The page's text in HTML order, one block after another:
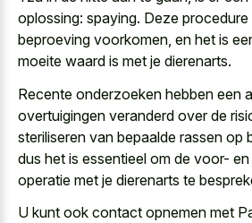
oplossing: spaying. Deze procedure
beproeving voorkomen, en het is
moeite waard is met je dierenarts.
Recente onderzoeken hebben een
overtuigingen veranderd over de
steriliseren van bepaalde rassen op
dus het is essentieel om de voor-
operatie met je dierenarts te
U kunt ook contact opnemen met